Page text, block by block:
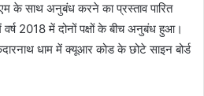
के साथ अनुबंध करने का प्रस्ताव पारित
2018 में दोनों पक्षों के बीच अनुबंध हुआ।
धाम में क्यूआर कोड के छोटे साइन बोर्ड